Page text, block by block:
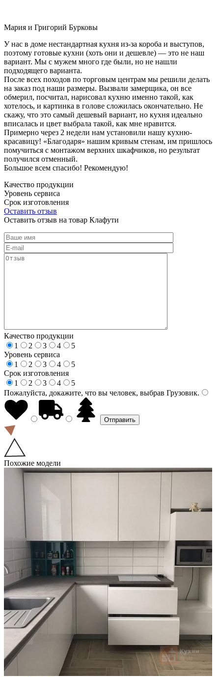
Мария и Григорий Бурковы
У нас в доме нестандартная кухня из-за короба и выступов,
поэтому готовые кухни (хоть они и дешевле) — это не наш
вариант. Мы с мужем много где были, но не нашли
подходящего варианта.
После всех походов по торговым центрам мы решили делать
на заказ под наши размеры. Вызвали замерщика, он все
обмерил, посчитал, нарисовал кухню именно такой, как
хотелось, и картинка в голове сложилась окончательно. Не
скажу, что это самый дешевый вариант, но кухня идеально
вписалась и цвет выбрала такой, как мне нравится.
Примерно через 2 недели нам установили нашу кухню-
красавицу! «Благодаря» нашим кривым стенам, им пришлось
помучиться с монтажом верхних шкафчиков, но результат
получился отменный.
Большое всем спасибо! Рекомендую!
Качество продукции
Уровень сервиса
Срок изготовления
Оставить отзыв
Оставить отзыв на товар Клафути
Качество продукции
1
2 3 4
5
Уровень сервиса
1
2 3 4
5
Срок изготовления
1
2 3 4
5
Пожалуйста, докажите, что вы человек, выбрав Грузовик.
Похожие модели